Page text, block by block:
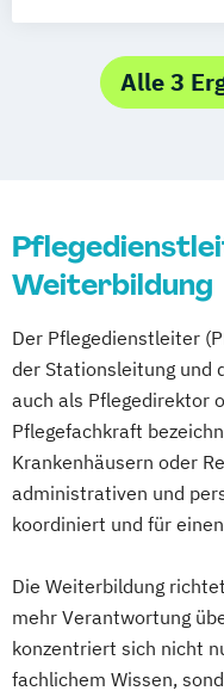
veränderte
Manager der
Pflege
Vertiefung und
Vertiefung und
Psychiatrie/
nach § 53 SGB
Praxisanleiter
Qualifikation
und
Alle 3
Weiterbildung
Der Pflegedienstleiter
der Stationsleitung und
auch als Pflegedirektor
Pflegefachkraft
Krankenhäusern oder
administrativen und
koordiniert und für
Die Weiterbildung
mehr Verantwortung
konzentriert sich nicht
fachlichem Wissen,